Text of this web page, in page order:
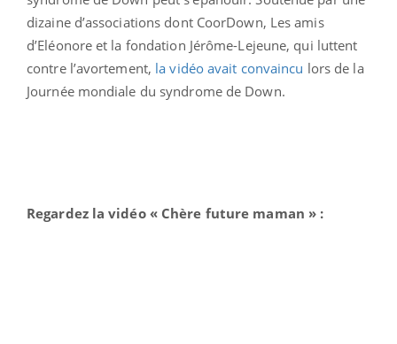
dizaine d’associations dont CoorDown, Les amis
d’Eléonore et la fondation Jérôme-Lejeune, qui luttent
contre l’avortement, la vidéo avait convaincu lors de la
Journée mondiale du syndrome de Down.
Regardez la vidéo « Chère future maman » :